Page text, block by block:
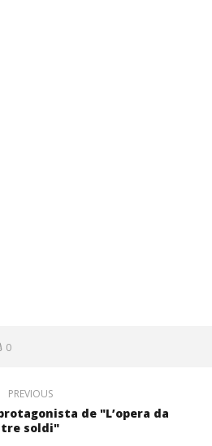
0
PREVIOUS
de "L’opera da
tre soldi"